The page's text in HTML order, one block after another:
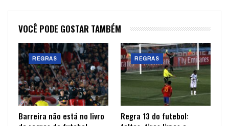
VOCÊ PODE GOSTAR TAMBÉM
REGRAS
Barreira não está no livro
REGRAS
Regra 13 do futebol: